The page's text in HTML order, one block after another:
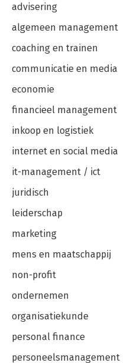
advisering
algemeen management
coaching en trainen
communicatie en media
economie
financieel management
inkoop en logistiek
internet en social media
it-management / ict
juridisch
leiderschap
marketing
mens en maatschappij
non-profit
ondernemen
organisatiekunde
personal finance
personeelsmanagement